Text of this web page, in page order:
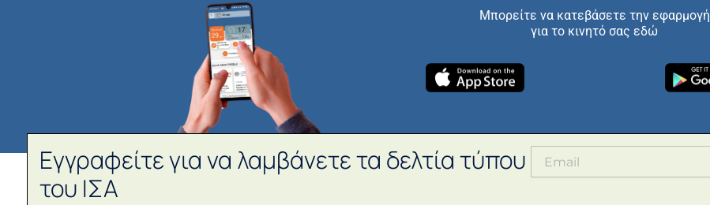
Μπορείτε να κατεβάσετε την εφαρμογή
για το κινητό σας εδώ
Εγγραφείτε για να λαμβάνετε τα δελτία τύπου
του ΙΣΑ